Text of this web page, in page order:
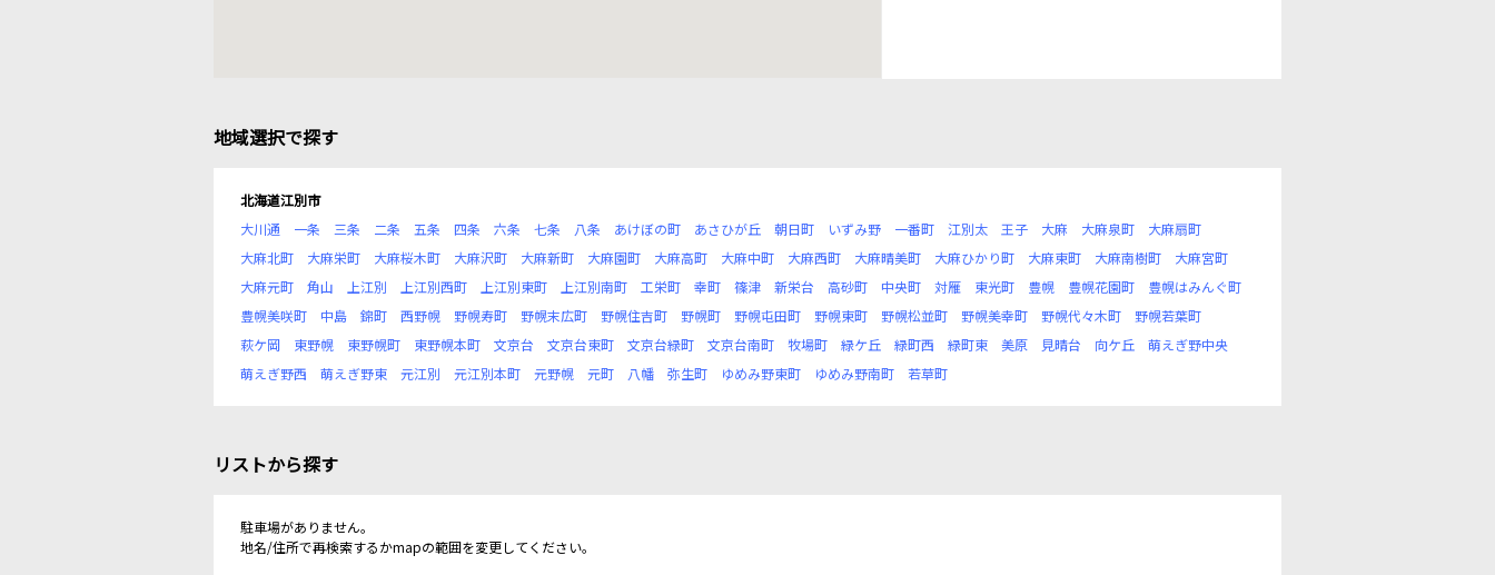
地域選択で探す
北海道江別市
大川通
一条 三条 二条 五条 四条 六条 七条 八条 あけぼの町 あさひが丘 朝日町 いずみ野 一番町 江別太 王子 大麻 大麻泉町
大麻扇町
大麻北町
大麻栄町 大麻桜木町 大麻沢町 大麻新町 大麻園町 大麻高町 大麻中町 大麻西町 大麻晴美町 大麻ひかり町 大麻東町 大麻南樹町
大麻宮町
大麻元町
角山 上江別 上江別西町 上江別東町 上江別南町 工栄町 幸町 篠津 新栄台 高砂町 中央町 対雁 東光町 豊幌 豊幌花園町
豊幌はみんぐ町
豊幌美咲町
中島 錦町 西野幌 野幌寿町 野幌末広町 野幌住吉町 野幌町 野幌屯田町 野幌東町 野幌松並町 野幌美幸町 野幌代々木町
野幌若葉町
萩ケ岡
東野幌 東野幌町 東野幌本町 文京台 文京台東町 文京台緑町 文京台南町 牧場町 緑ケ丘 緑町西 緑町東 美原 見晴台 向ケ丘
萌えぎ野中央
萌えぎ野西
萌えぎ野東 元江別 元江別本町 元野幌 元町 八幡 弥生町 ゆめみ野東町 ゆめみ野南町 若草町
リストから探す
駐車場がありません。
地名/住所で再検索するかmapの範囲を変更してください。